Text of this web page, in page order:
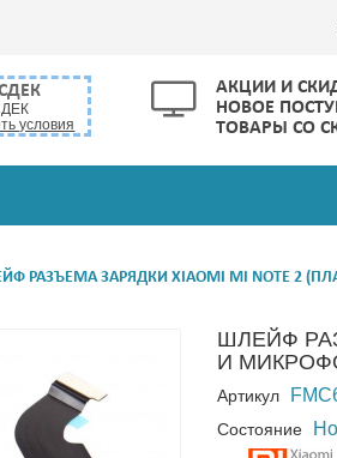
условия
АКЦИИ И
НОВОЕ
ТОВАРЫ СО
РАЗЪЕМА ЗАРЯДКИ XIAOMI MI NOTE 2
ШЛЕЙФ
И
Артикул
Состояние